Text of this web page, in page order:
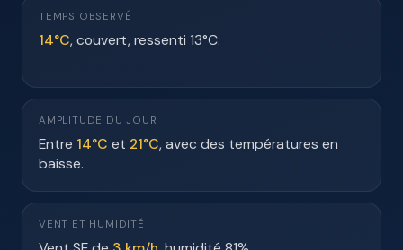
TEMPS OBSERVÉ
14°C, couvert, ressenti 13°C.
AMPLITUDE DU JOUR
Entre 14°C et 21°C, avec des températures en
baisse.
VENT ET HUMIDITÉ